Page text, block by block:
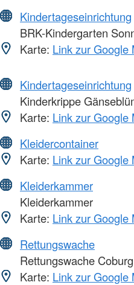
Kindertageseinrichtung
BRK-Kindergarten
Karte: Link zur Google
Kindertageseinrichtung
Kinderkrippe
Karte: Link zur Google
Kleidercontainer
Karte: Link zur Google
Kleiderkammer
Kleiderkammer
Karte: Link zur Google
Rettungswache
Rettungswache Coburg
Karte: Link zur Google